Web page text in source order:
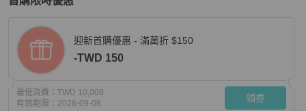
迎新首購優惠 - 滿萬折 $150
-TWD 150
最低消費： TWD 10,000
有效期限： 2026-09-06 領券